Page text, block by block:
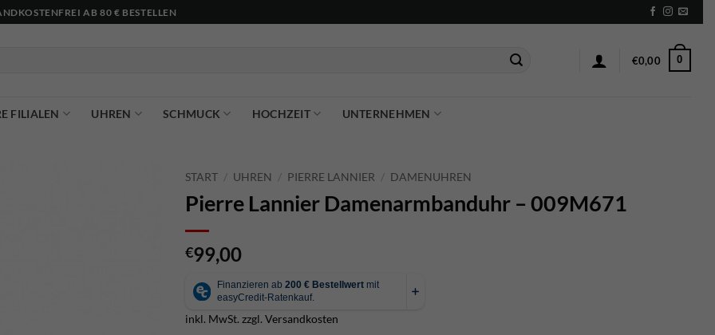
AB 80 € BESTELLEN
€0,00 0
FILIALEN UHREN SCHMUCK HOCHZEIT UNTERNEHMEN
START / UHREN / PIERRE LANNIER / DAMENUHREN
Pierre Lannier Damenarmbanduhr – 009M671
€99,00
inkl. MwSt. zzgl. Versandkosten